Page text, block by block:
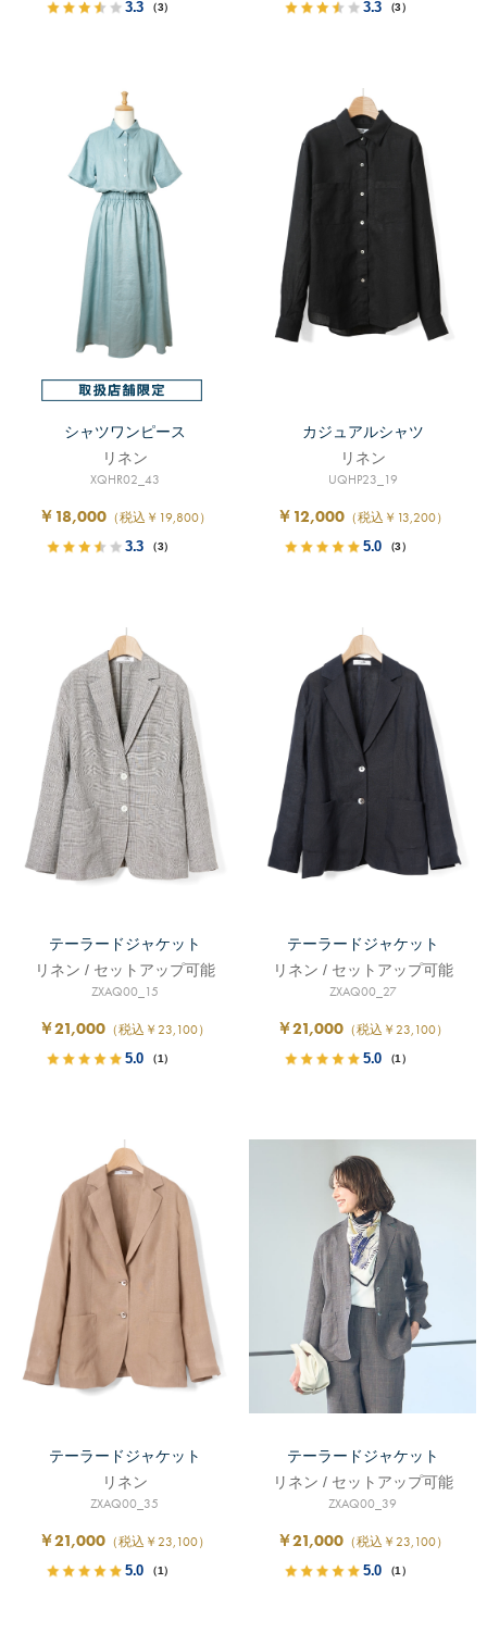
3.3 （3） 3.3 （3）
シャツワンピース
リネン
XQHR02_43
￥18,000（税込￥19,800）
3.3 （3）
カジュアルシャツ
リネン
UQHP23_19
￥12,000 （税込￥13,200）
5.0 （3）
テーラードジャケット
リネン / セットアップ可能
ZXAQ00_15
￥21,000 （税込￥23,100）
5.0 （1）
テーラードジャケット
リネン / セットアップ可能
ZXAQ00_27
￥21,000 （税込￥23,100）
5.0 （1）
テーラードジャケット
リネン
ZXAQ00_35
￥21,000 （税込￥23,100）
5.0 （1）
テーラードジャケット
リネン / セットアップ可能
ZXAQ00_39
￥21,000 （税込￥23,100）
5.0 （1）